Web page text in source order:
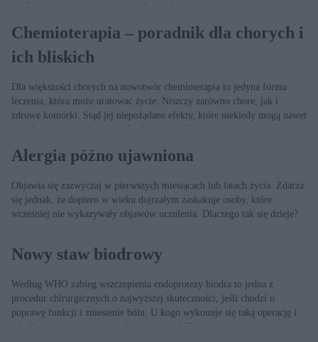
producenta i nie przyjmujemy jednocześnie preparatów zawierających tę
zostawiamy w aptece?
Chemioterapia – poradnik dla chorych i
ich bliskich
Dla większości chorych na nowotwór chemioterapia to jedyna forma
leczenia, która może uratować życie. Niszczy zarówno chore, jak i
zdrowe komórki. Stąd jej niepożądane efekty, które niekiedy mogą nawet
świadczyć o tym, że terapia działa.
Alergia późno ujawniona
Objawia się zazwyczaj w pierwszych miesiącach lub latach życia. Zdarza
się jednak, że dopiero w wieku dojrzałym zaskakuje osoby, które
wcześniej nie wykazywały objawów uczulenia. Dlaczego tak się dzieje?
Nowy staw biodrowy
Według WHO zabieg wszczepienia endoprotezy biodra to jedna z
procedur chirurgicznych o najwyższej skuteczności, jeśli chodzi o
poprawę funkcji i zniesienie bólu. U kogo wykonuje się taką operację i
jak długo trwa powrót do pełnej sprawności?